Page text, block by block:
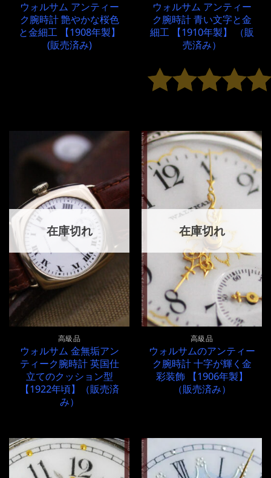
ウォルサム アンティー
ク腕時計 艶やかな桜色
と金細工 【1908年製】
(販売済み)
ウォルサム アンティー
ク腕時計 青い文字と金
細工 【1910年製】 （販
売済み）
の評価
在庫切れ
高級品
ウォルサム 金無垢アン
ティーク腕時計 英国仕
立てのクッション型
【1922年頃】（販売済
み）
在庫切れ
高級品
ウォルサムのアンティー
ク腕時計 十字が輝く金
彩装飾 【1906年製】
（販売済み）